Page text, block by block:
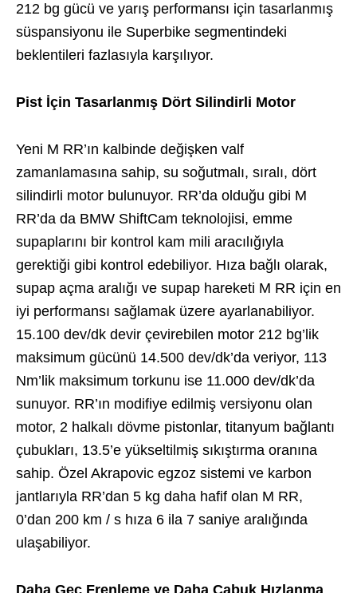
212 bg gücü ve yarış performansı için tasarlanmış
süspansiyonu ile Superbike segmentindeki
beklentileri fazlasıyla karşılıyor.
Pist İçin Tasarlanmış Dört Silindirli Motor
Yeni M RR’ın kalbinde değişken valf
zamanlamasına sahip, su soğutmalı, sıralı, dört
silindirli motor bulunuyor. RR’da olduğu gibi M
RR’da da BMW ShiftCam teknolojisi, emme
supaplarını bir kontrol kam mili aracılığıyla
gerektiği gibi kontrol edebiliyor. Hıza bağlı olarak,
supap açma aralığı ve supap hareketi M RR için en
iyi performansı sağlamak üzere ayarlanabiliyor.
15.100 dev/dk devir çevirebilen motor 212 bg’lik
maksimum gücünü 14.500 dev/dk’da veriyor, 113
Nm’lik maksimum torkunu ise 11.000 dev/dk’da
sunuyor. RR’ın modifiye edilmiş versiyonu olan
motor, 2 halkalı dövme pistonlar, titanyum bağlantı
çubukları, 13.5’e yükseltilmiş sıkıştırma oranına
sahip. Özel Akrapovic egzoz sistemi ve karbon
jantlarıyla RR’dan 5 kg daha hafif olan M RR,
0’dan 200 km / s hıza 6 ila 7 saniye aralığında
ulaşabiliyor.
Daha Geç Frenleme ve Daha Çabuk Hızlanma